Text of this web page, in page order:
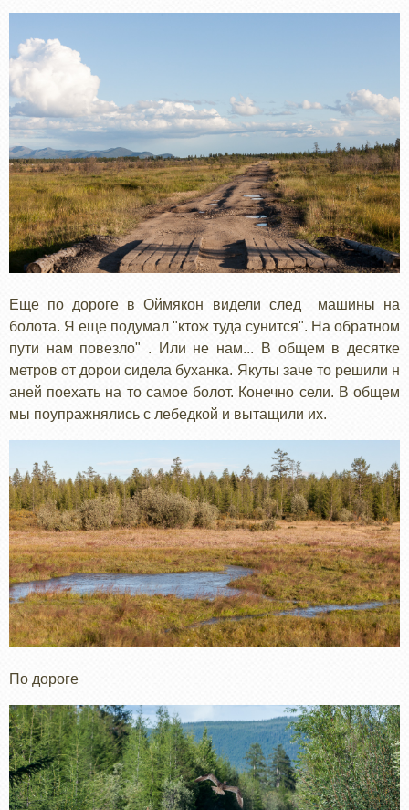
Еще по дороге в Оймякон видели след машины на
болота. Я еще подумал "ктож туда сунится". На обратном
пути нам повезло" . Или не нам... В общем в десятке
метров от дорои сидела буханка. Якуты заче то решили н
аней поехать на то самое болот. Конечно сели. В общем
мы поупражнялись с лебедкой и вытащили их.
По дороге